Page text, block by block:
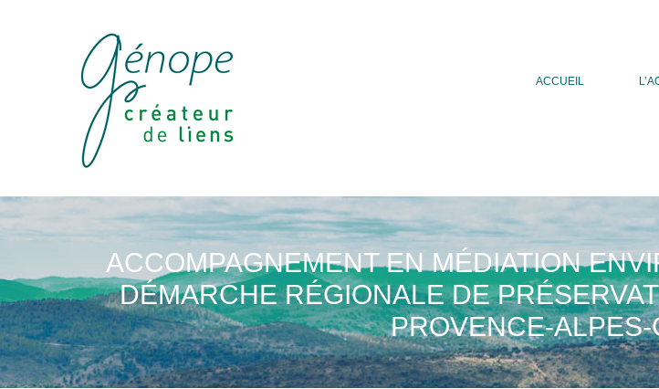
ACCUEIL
ACCOMPAGNEMENT EN MÉDIATION
DÉMARCHE RÉGIONALE DE
PROVENCE-ALPES-